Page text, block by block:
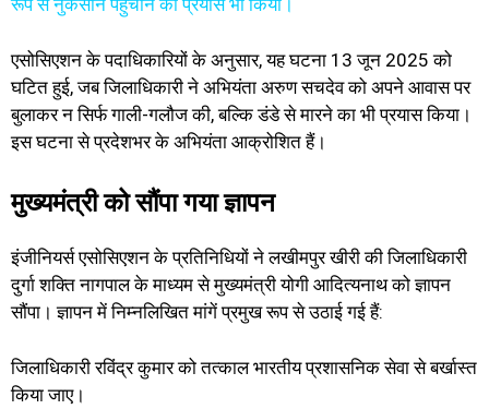
रूप से नुकसान पहुंचाने का प्रयास भी किया।
एसोसिएशन के पदाधिकारियों के अनुसार, यह घटना 13 जून 2025 को
घटित हुई, जब जिलाधिकारी ने अभियंता अरुण सचदेव को अपने आवास पर
बुलाकर न सिर्फ गाली-गलौज की, बल्कि डंडे से मारने का भी प्रयास किया।
इस घटना से प्रदेशभर के अभियंता आक्रोशित हैं।
मुख्यमंत्री को सौंपा गया ज्ञापन
इंजीनियर्स एसोसिएशन के प्रतिनिधियों ने लखीमपुर खीरी की जिलाधिकारी
दुर्गा शक्ति नागपाल के माध्यम से मुख्यमंत्री योगी आदित्यनाथ को ज्ञापन
सौंपा। ज्ञापन में निम्नलिखित मांगें प्रमुख रूप से उठाई गई हैं:
जिलाधिकारी रविंद्र कुमार को तत्काल भारतीय प्रशासनिक सेवा से बर्खास्त
किया जाए।